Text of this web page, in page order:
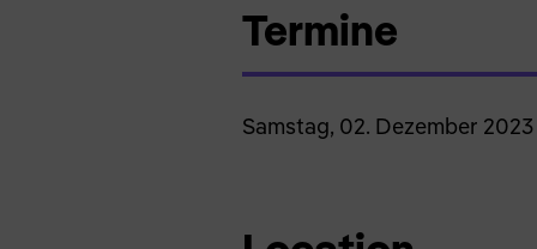
Termine
Samstag, 02. Dezember 2023